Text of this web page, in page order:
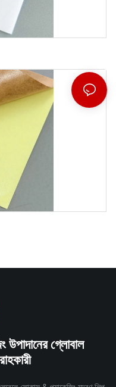
উপাদানের গ্লোবাল